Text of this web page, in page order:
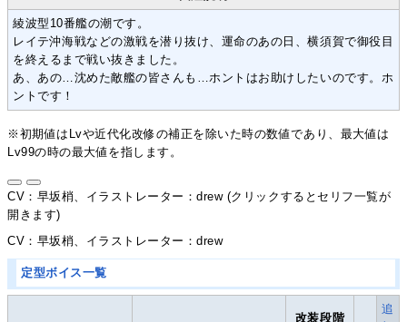
綾波型10番艦の潮です。
レイテ沖海戦などの激戦を潜り抜け、運命のあの日、横須賀で御役目
を終えるまで戦い抜きました。
あ、あの…沈めた敵艦の皆さんも…ホントはお助けしたいのです。ホ
ントです！
※初期値はLvや近代化改修の補正を除いた時の数値であり、最大値は
Lv99の時の最大値を指します。
CV：早坂梢、イラストレーター：drew (クリックするとセリフ一覧が
開きます)
CV：早坂梢、イラストレーター：drew
定型ボイス一覧
改装段階
追